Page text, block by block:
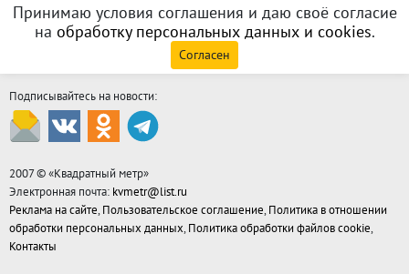
Принимаю условия соглашения и даю своё согласие
на обработку персональных данных и cookies.
Согласен
Подписывайтесь на новости:
2007 © «Квадратный метр»
Электронная почта: kvmetr@list.ru
Реклама на сайте, Пользовательское соглашение, Политика в отношении
обработки персональных данных, Политика обработки файлов cookie,
Контакты